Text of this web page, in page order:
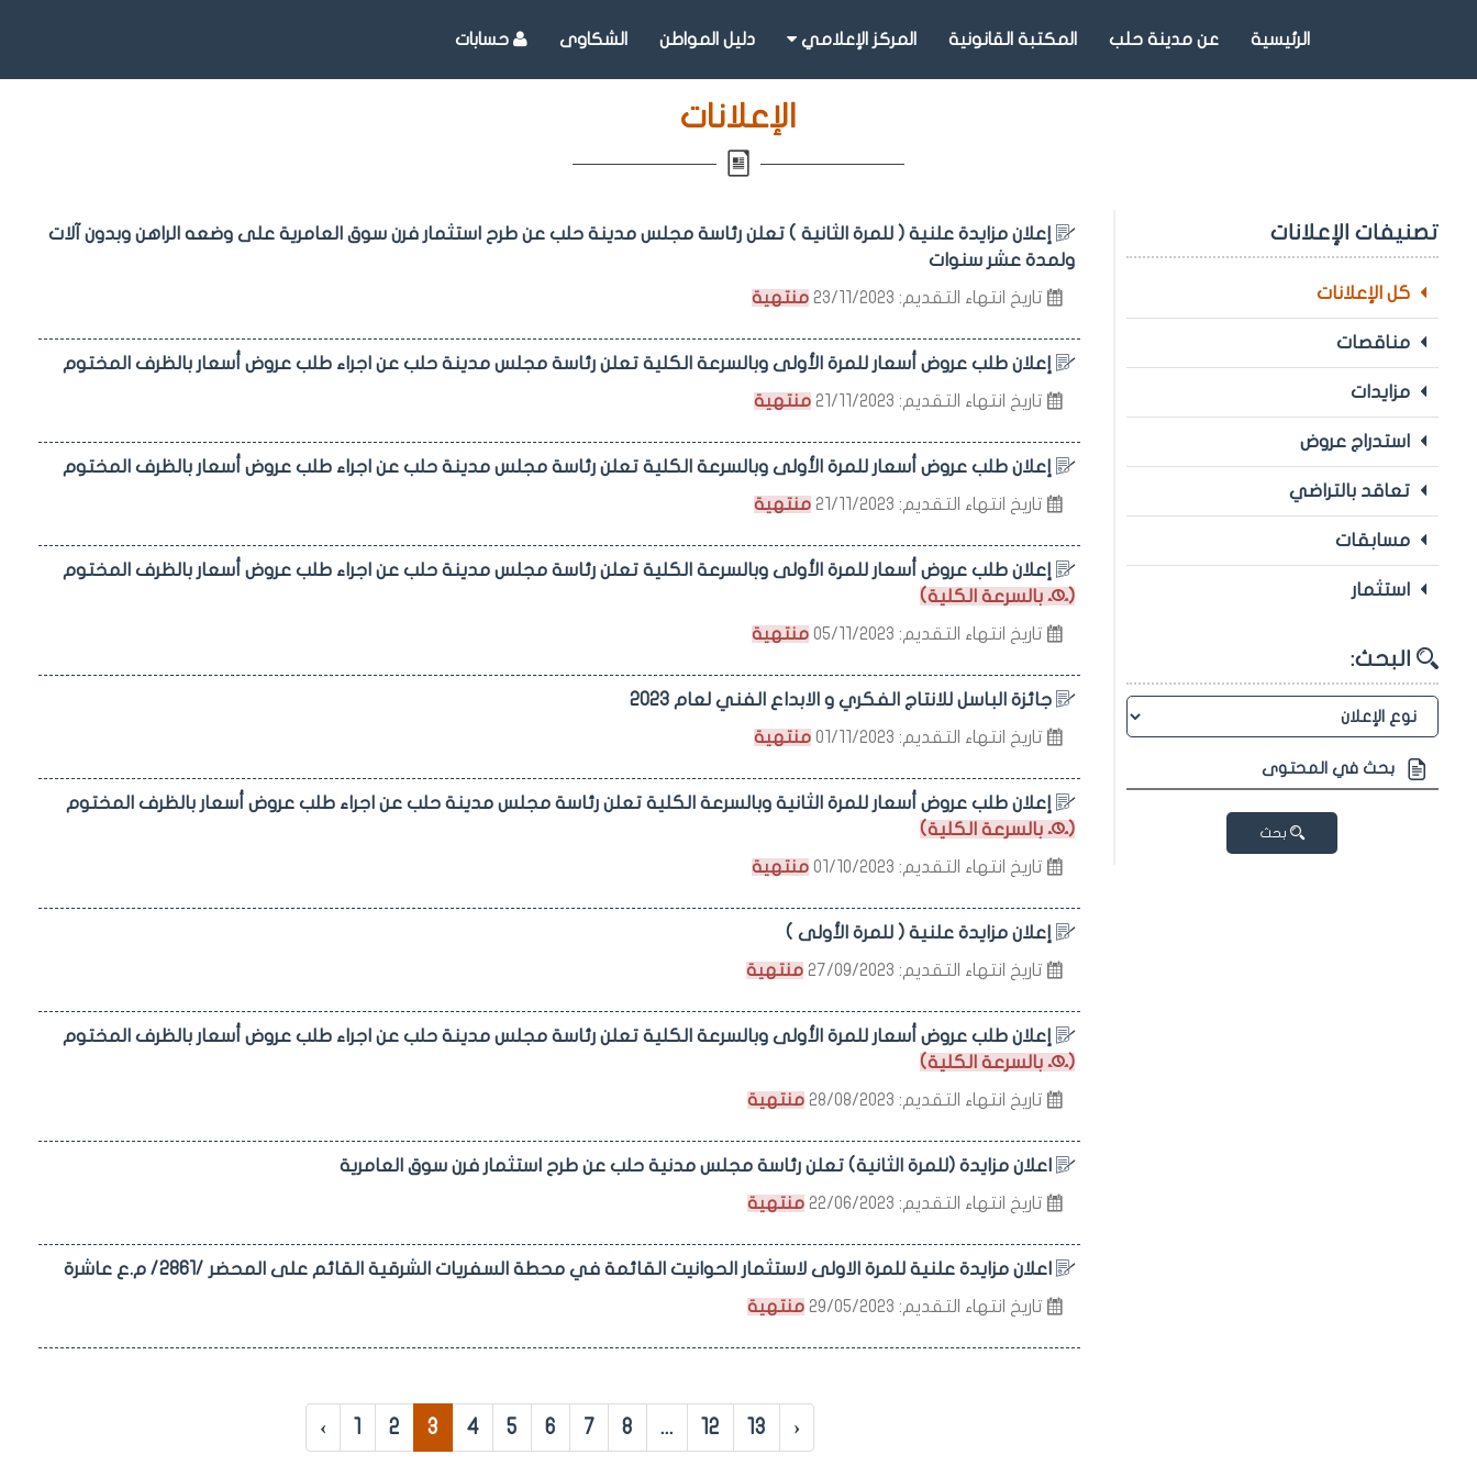
الرئيسية عن مدينة حلب المكتبة القانونية المركز الإعلامي دليل المواطن الشكاوى حسابات
الإعلانات
تصنيفات الإعلانات
كل الإعلانات
مناقصات
مزايدات
استدراج عروض
تعاقد بالتراضي
مسابقات
استثمار
البحث:
بحث
إعلان مزايدة علنية ( للمرة الثانية ) تعلن رئاسة مجلس مدينة حلب عن طرح استثمار فرن سوق العامرية على وضعه الراهن وبدون آلات
ولمدة عشر سنوات
تاريخ انتهاء التقديم: 23/11/2023 منتهية
إعلان طلب عروض أسعار للمرة الأولى وبالسرعة الكلية تعلن رئاسة مجلس مدينة حلب عن اجراء طلب عروض أسعار بالظرف المختوم
تاريخ انتهاء التقديم: 21/11/2023 منتهية
إعلان طلب عروض أسعار للمرة الأولى وبالسرعة الكلية تعلن رئاسة مجلس مدينة حلب عن اجراء طلب عروض أسعار بالظرف المختوم
تاريخ انتهاء التقديم: 21/11/2023 منتهية
إعلان طلب عروض أسعار للمرة الأولى وبالسرعة الكلية تعلن رئاسة مجلس مدينة حلب عن اجراء طلب عروض أسعار بالظرف المختوم
(
بالسرعة الكلية)
تاريخ انتهاء التقديم: 05/11/2023 منتهية
جائزة الباسل للانتاج الفكري و الابداع الفني لعام 2023
تاريخ انتهاء التقديم: 01/11/2023 منتهية
إعلان طلب عروض أسعار للمرة الثانية وبالسرعة الكلية تعلن رئاسة مجلس مدينة حلب عن اجراء طلب عروض أسعار بالظرف المختوم
(
بالسرعة الكلية)
تاريخ انتهاء التقديم: 01/10/2023 منتهية
إعلان مزايدة علنية ( للمرة الأولى )
تاريخ انتهاء التقديم: 27/09/2023 منتهية
إعلان طلب عروض أسعار للمرة الأولى وبالسرعة الكلية تعلن رئاسة مجلس مدينة حلب عن اجراء طلب عروض أسعار بالظرف المختوم
(
بالسرعة الكلية)
تاريخ انتهاء التقديم: 28/08/2023 منتهية
اعلان مزايدة (للمرة الثانية) تعلن رئاسة مجلس مدنية حلب عن طرح استثمار فرن سوق العامرية
تاريخ انتهاء التقديم: 22/06/2023 منتهية
اعلان مزايدة علنية للمرة الاولى لاستثمار الحوانيت القائمة في محطة السفريات الشرقية القائم على المحضر /2861/ م.ع عاشرة
تاريخ انتهاء التقديم: 29/05/2023 منتهية
‹ 2 3 4 5 6 7 8 ... 12 13 ›